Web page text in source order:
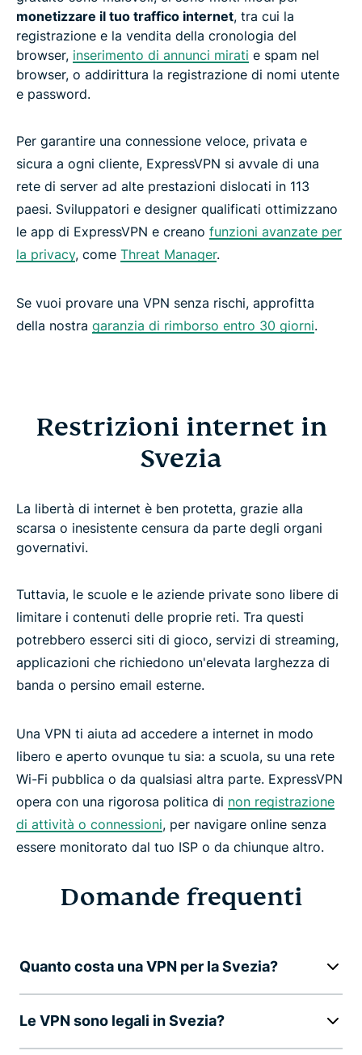
monetizzare il tuo traffico internet, tra cui la
registrazione e la vendita della cronologia del
browser, inserimento di annunci mirati e spam nel
browser, o addirittura la registrazione di nomi utente
e password.
Per garantire una connessione veloce, privata e
sicura a ogni cliente, ExpressVPN si avvale di una
rete di server ad alte prestazioni dislocati in 113
paesi. Sviluppatori e designer qualificati ottimizzano
le app di ExpressVPN e creano funzioni avanzate per
la privacy, come Threat Manager.
Se vuoi provare una VPN senza rischi, approfitta
della nostra garanzia di rimborso entro 30 giorni.
Restrizioni internet in
Svezia
La libertà di internet è ben protetta, grazie alla
scarsa o inesistente censura da parte degli organi
governativi.
Tuttavia, le scuole e le aziende private sono libere di
limitare i contenuti delle proprie reti. Tra questi
potrebbero esserci siti di gioco, servizi di streaming,
applicazioni che richiedono un'elevata larghezza di
banda o persino email esterne.
Una VPN ti aiuta ad accedere a internet in modo
libero e aperto ovunque tu sia: a scuola, su una rete
Wi-Fi pubblica o da qualsiasi altra parte. ExpressVPN
opera con una rigorosa politica di non registrazione
di attività o connessioni, per navigare online senza
essere monitorato dal tuo ISP o da chiunque altro.
Domande frequenti
Quanto costa una VPN per la Svezia?
Le VPN sono legali in Svezia?